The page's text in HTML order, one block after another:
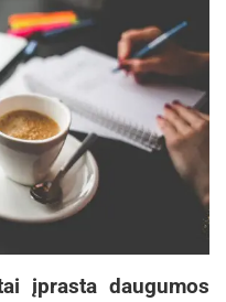
įprasta daugumos